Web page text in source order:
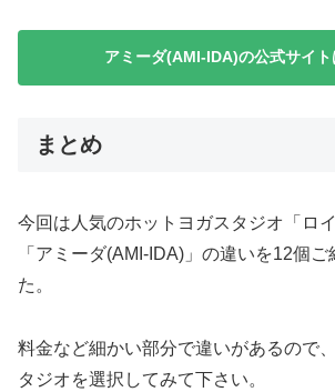
アミーダ(AMI-IDA)の公式サイト
まとめ
今回は人気のホットヨガスタジオ「ロ
「アミーダ(AMI-IDA)」の違いを12個
た。
料金など細かい部分で違いがあるので
タジオを選択してみて下さい。